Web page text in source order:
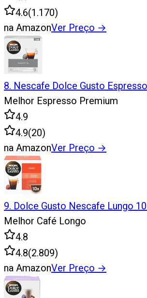
4.6(1.170)
na AmazonVer Preço →
8. Nescafe Dolce Gusto
Melhor Espresso Premium
4.9
4.9(20)
na AmazonVer Preço →
9. Dolce Gusto Nescafe Lungo
Melhor Café Longo
4.8
4.8(2.809)
na AmazonVer Preço →